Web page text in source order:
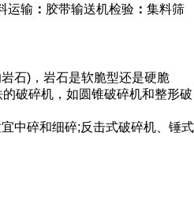
运输 ： 胶带输送机检验 ： 集料筛
石)，岩石是软脆型还是硬脆
破碎机，如圆锥破碎机和整形破
中碎和细碎;反击式破碎机、锤式